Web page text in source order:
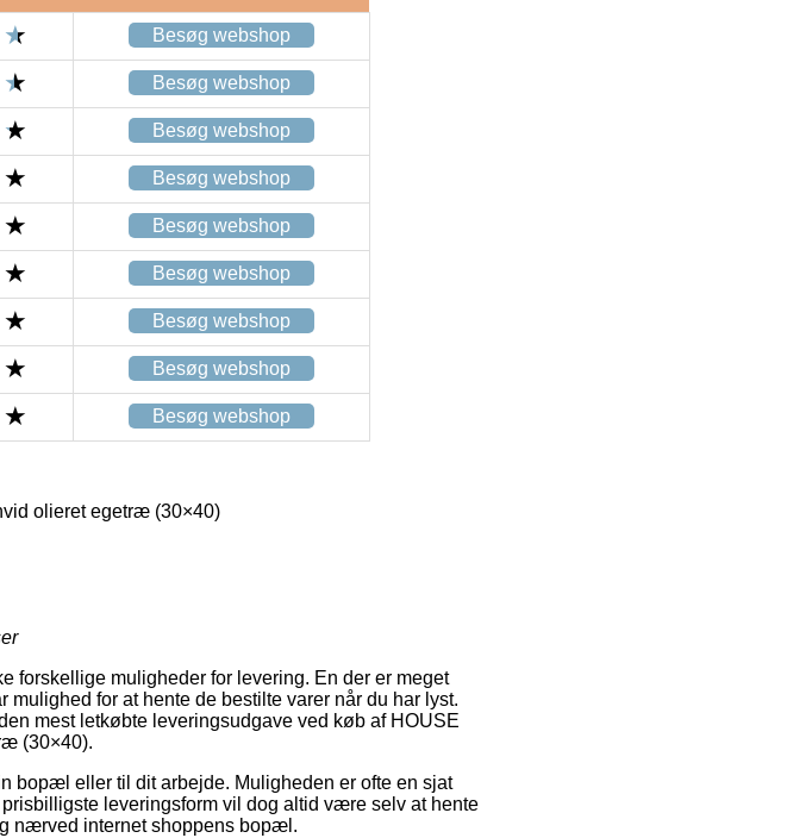
Besøg webshop
Besøg webshop
Besøg webshop
Besøg webshop
Besøg webshop
Besøg webshop
Besøg webshop
Besøg webshop
Besøg webshop
olieret egetræ (30×40)
forskellige muligheder for levering. En der er meget
for at hente de bestilte varer når du har lyst.
mest letkøbte leveringsudgave ved køb af HOUSE
(30×40).
bopæl eller til dit arbejde. Muligheden er ofte en sjat
leveringsform vil dog altid være selv at hente
nærved internet shoppens bopæl.